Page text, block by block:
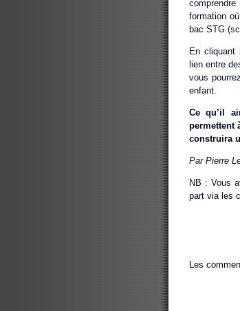
formation
bac STG
En
lien entre
vous
enfant.
Ce qu’il
permettent
construira
Par Pierre
NB : Vous
part via les
Les